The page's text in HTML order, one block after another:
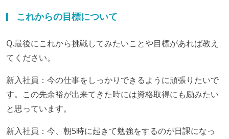
これからの目標について
Q.最後にこれから挑戦してみたいことや目標があれば教え
てください。
新入社員：今の仕事をしっかりできるように頑張りたいで
す。この先余裕が出来てきた時には資格取得にも励みたい
と思っています。
新入社員：今、朝5時に起きて勉強をするのが日課になっ